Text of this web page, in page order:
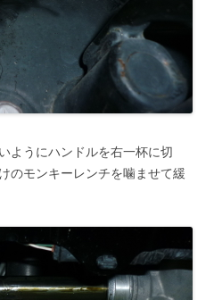
ようにハンドルを右一杯に切
のモンキーレンチを噛ませて緩